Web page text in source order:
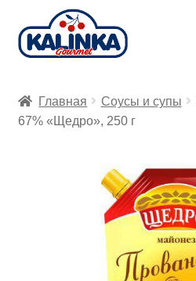
Перейти
к
Перейти
к
Заказ онлайн
Главная Соусы и супы
67% «Щедро», 250 г